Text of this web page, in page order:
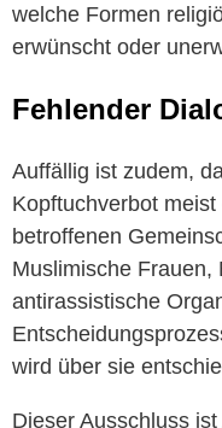
welche Formen
erwünscht oder
Fehlender
Auffällig ist zudem,
Kopftuchverbot
betroffenen
Muslimische Frauen,
antirassistische
wird über sie
Dieser Ausschluss